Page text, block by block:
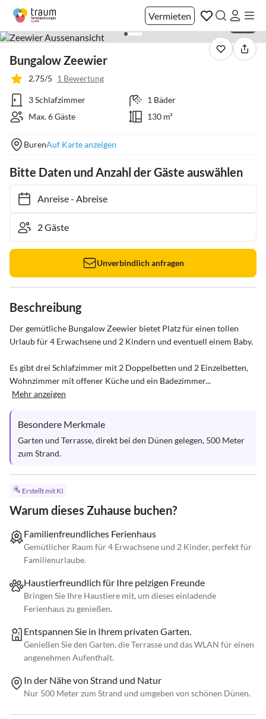
Vermieten
Bungalow Zeewier
2.75/5 1 Bewertung
3 Schlafzimmer
1 Bäder
Max. 6 Gäste
130 m²
BurenAuf Karte anzeigen
Bitte Daten und Anzahl der Gäste auswählen
Anreise- Abreise
Unverbindlich anfragen
Beschreibung
Der gemütliche Bungalow Zeewier bietet Platz für einen tollen
Urlaub für 4 Erwachsene und 2 Kindern und eventuell einem Baby.
Es gibt drei Schlafzimmer mit 2 Doppelbetten und 2 Einzelbetten,
Wohnzimmer mit offener Küche und ein Badezimmer...
Mehr anzeigen
Besondere Merkmale
Garten und Terrasse, direkt bei den Dünen gelegen, 500 Meter
zum Strand.
Erstellt mit KI
Warum dieses Zuhause buchen?
Familienfreundliches Ferienhaus
Gemütlicher Raum für 4 Erwachsene und 2 Kinder, perfekt für
Familienurlaube.
Haustierfreundlich für Ihre pelzigen Freunde
Bringen Sie Ihre Haustiere mit, um dieses einladende
Ferienhaus zu genießen.
Entspannen Sie in Ihrem privaten Garten.
Genießen Sie den Garten, die Terrasse und das WLAN für einen
angenehmen Aufenthalt.
In der Nähe von Strand und Natur
Nur 500 Meter zum Strand und umgeben von schönen Dünen.